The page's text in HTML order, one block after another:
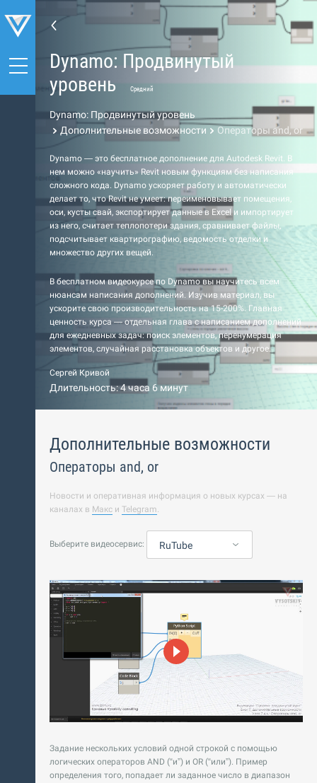
Dynamo: Продвинутый
уровень
Средний
Dynamo: Продвинутый уровень
Дополнительные возможности
Операторы and, or
Dynamo — это бесплатное дополнение для Autodesk Revit. В
нем можно «научить» Revit новым функциям без написания
сложного кода. Dynamo ускоряет работу и автоматически
делает то, что Revit не умеет: переименовывает помещения,
оси, кусты свай, экспортирует данные в Excel и импортирует
из него, считает теплопотери здания, сравнивает файлы,
подсчитывает квартирографию, ведомость отделки и
множество других вещей.
В бесплатном видеокурсе по Dynamo вы научитесь всем
нюансам написания дополнений. Изучив материал, вы
ускорите свою производительность на 15-200%. Главная
ценность курса — отдельная глава с написанием дополнений
для ежедневных задач: поиск элементов, перенумерация
элементов, случайная расстановка объектов и другое.
Сергей Кривой
Длительность: 4 часа 6 минут
Дополнительные возможности
Операторы and, or
Новости и оперативная информация о новых курсах — на
каналах в Макс и Telegram.
Выберите видеосервис: RuTube
Задание нескольких условий одной строкой с помощью
логических операторов AND (“и”) и OR (“или”). Пример
определения того, попадает ли заданное число в диапазон